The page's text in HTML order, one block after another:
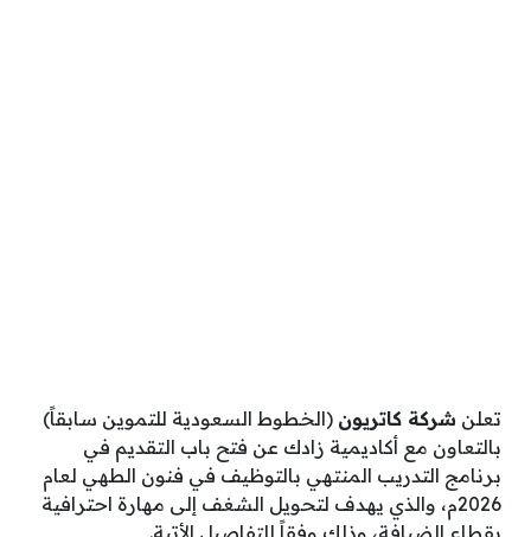
تعلن شركة كاتريون (الخطوط السعودية للتموين سابقاً)
بالتعاون مع أكاديمية زادك عن فتح باب التقديم في
برنامج التدريب المنتهي بالتوظيف في فنون الطهي لعام
2026م، والذي يهدف لتحويل الشغف إلى مهارة احترافية